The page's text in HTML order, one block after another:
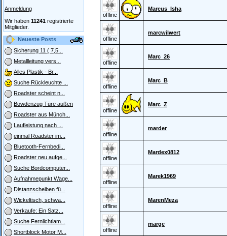
Anmeldung
Wir haben 11241 registrierte
Mitglieder.
Neueste Posts
Sicherung 11 ( 7,5...
Metallleitung vers...
Alles Plastik - Br...
Suche Rückleuchte ...
Roadster scheint n...
Bowdenzug Türe außen
Roadster aus Münch...
Laufleistung nach ...
einmal Roadster im...
Bluetooth-Fernbedi...
Roadster neu aufge...
Suche Bordcomputer...
Aufnahmepunkt Wage...
Distanzscheiben fü...
Wickeltisch, schwa...
Verkaufe: Ein Satz...
Suche Fernlichtlam...
Shortblock Motor M...
offline
Marcus_Isha
offline
marcwilwert
offline
Marc_26
offline
Marc_B
offline
Marc_Z
offline
marder
offline
Mardex0812
offline
Marek1969
offline
MarenMeza
offline
marge